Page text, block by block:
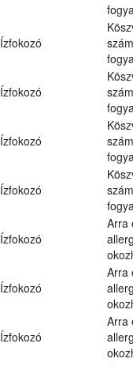
Ízfokozó
Ízfokozó
Ízfokozó
Ízfokozó
Ízfokozó
Arra
Ízfokozó
Arra
Ízfokozó
Arra